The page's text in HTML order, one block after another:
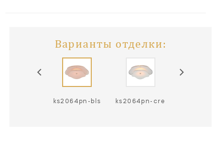
Варианты отделки:
ks2064pn-bls ks2064pn-cre